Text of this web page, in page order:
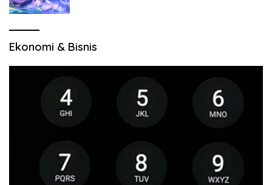
Ekonomi & Bisnis